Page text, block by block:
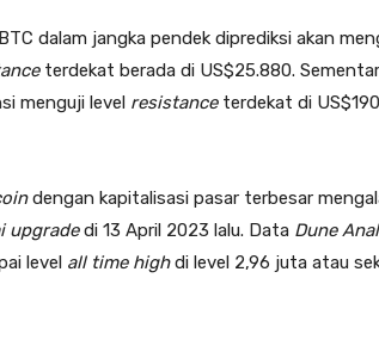
dalam jangka pendek diprediksi akan
terdekat berada di US$25.880.
menguji level resistance terdekat di
dengan kapitalisasi pasar terbesar
upgradedi 13 April 2023 lalu. Data Dune
level all time highdi level 2,96 juta atau